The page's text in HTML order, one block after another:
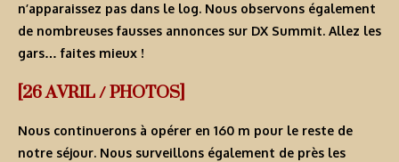
n’apparaissez pas dans le log. Nous observons également
de nombreuses fausses annonces sur DX Summit. Allez les
gars… faites mieux !
[26 AVRIL / PHOTOS]
Nous continuerons à opérer en 160 m pour le reste de
notre séjour. Nous surveillons également de près les